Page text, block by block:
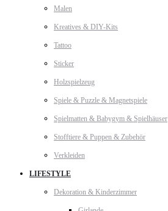
Malen
Kreatives & DIY-Kits
Tattoo
Sticker
Holzspielzeug
Spiele & Puzzle & Magnetspiele
Spielmatten & Babygym & Spielhäuser
Stofftiere & Puppen & Zubehör
Verkleiden
LIFESTYLE
Dekoration & Kinderzimmer